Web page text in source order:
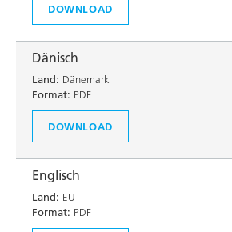
DOWNLOAD
Dänisch
Land: Dänemark
Format: PDF
DOWNLOAD
Englisch
Land: EU
Format: PDF